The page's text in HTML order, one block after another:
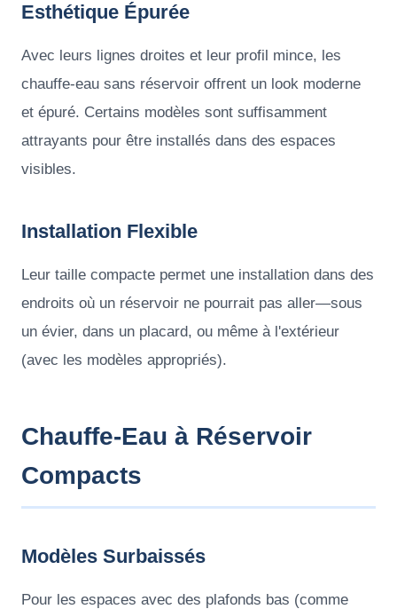
Esthétique Épurée
Avec leurs lignes droites et leur profil mince, les
chauffe-eau sans réservoir offrent un look moderne
et épuré. Certains modèles sont suffisamment
attrayants pour être installés dans des espaces
visibles.
Installation Flexible
Leur taille compacte permet une installation dans des
endroits où un réservoir ne pourrait pas aller—sous
un évier, dans un placard, ou même à l'extérieur
(avec les modèles appropriés).
Chauffe-Eau à Réservoir
Compacts
Modèles Surbaissés
Pour les espaces avec des plafonds bas (comme